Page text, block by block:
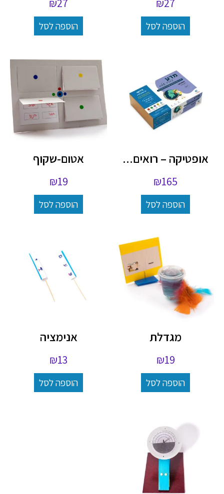
₪27
הוספה לסל
₪27
הוספה לסל
אופטיקה – רואים...
₪165
הוספה לסל
אטום-שקוף
₪19
הוספה לסל
מגדלת
₪19
הוספה לסל
אנימציה
₪13
הוספה לסל